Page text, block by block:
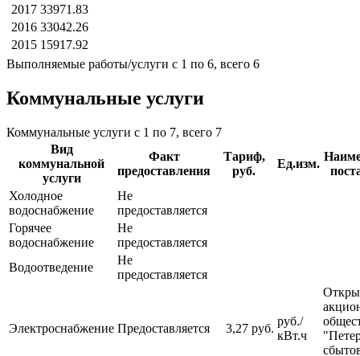
2017 33971.83
2016 33042.26
2015 15917.92
Выполняемые работы/услуги с 1 по 6, всего 6
Коммунальные услуги
Коммунальные услуги с 1 по 7, всего 7
Вид
коммунальной
услуги
Факт
предоставления
Тариф,
руб.
Ед.изм.
Холодное
водоснабжение
Не
предоставляется
Горячее
водоснабжение
Не
предоставляется
Водоотведение
Не
предоставляется
Электроснабжение Предоставляется 3,27 руб.
руб./
кВт.ч